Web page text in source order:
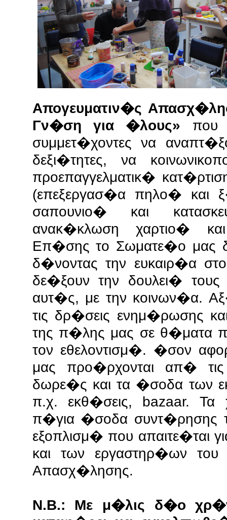
Απογευματιν�ς
Γν�ση για �λους» που
συμμετ�χοντες να
δεξι�τητες, να
προεπαγγελματικ�
(επεξεργασ�α πηλο� και
σαπουνιο� και
ανακ�κλωση χαρτιο�
Επ�σης το Σωματε�ο μας
δ�νοντας την ευκαιρ�α
δε�ξουν την δουλει�
αυτ�ς, με την κοινων�α.
τις δρ�σεις ενημ�ρωσης
της π�λης μας σε θ�ματα
τον εθελοντισμ�. �σον
μας προ�ρχονται απ�
δωρε�ς και τα �σοδα των
π.χ. εκθ�σεις, bazaar.
π�για �σοδα συντ�ρησης
εξοπλισμ� που απαιτε�ται
και των εργαστηρ�ων του
Απασχ�λησης.
Ν.Β.: Με μ�λις δ�ο